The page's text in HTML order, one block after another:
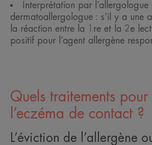
Interprétation par l’allergologue
dermatoallergologue : s’il y a une
la réaction entre la 1re et la 2e
positif pour l’agent allergène
Quels traitements
l’eczéma de contact ?
L’éviction de l’allergène